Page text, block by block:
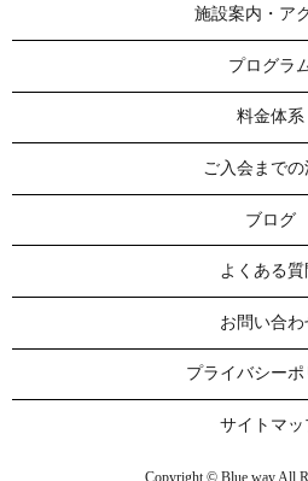
施設案内・ア
プログラ
料金体系
ご入会まで
ブログ
よくある質
お問い合わ
プライバシーポ
サイトマッ
Copyright © Blue way All